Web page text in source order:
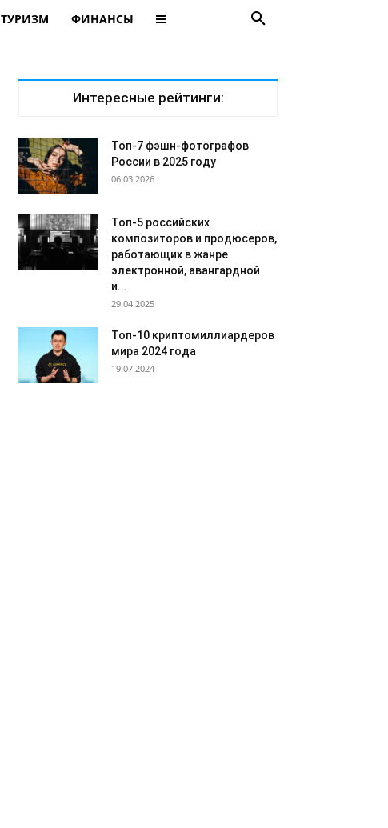
ТУРИЗМ ФИНАНСЫ
Интересные рейтинги:
Топ-7 фэшн-фотографов
России в 2025 году
06.03.2026
Топ-5 российских
композиторов и продюсеров,
работающих в жанре
электронной, авангардной
и...
29.04.2025
Топ-10 криптомиллиардеров
мира 2024 года
19.07.2024